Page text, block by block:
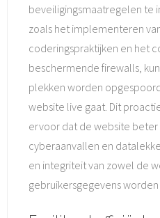
beveiligingsmaatregelen te
zoals het implementeren
coderingspraktijken en het
beschermende firewalls,
plekken worden
website live gaat. Dit
ervoor dat de website
cyberaanvallen en
en integriteit van zowel de
gebruikersgegevens